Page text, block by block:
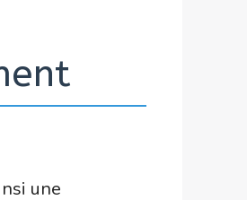
une